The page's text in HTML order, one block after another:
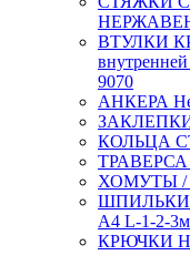
ВТУЛКИ
9070
АНКЕРА
ЗАКЛЕПКИ
КОЛЬЦА
ТРАВЕРСА
ХОМУТЫ /
ШПИЛЬКИ
А4 L-1-2-3м
КРЮЧКИ